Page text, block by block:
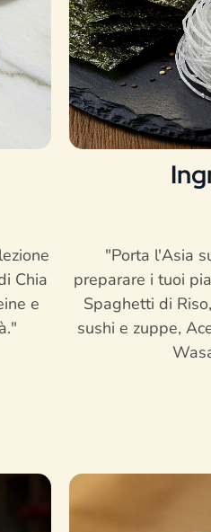
Chia
e
"Porta l'Asia
preparare i tuoi
Spaghetti di
sushi e zuppe,